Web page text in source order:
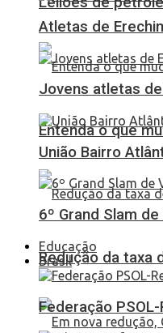
Entenda o que
Redução da taxa
Atletas de
Jovens atletas
União Bairro
6º Grand Slam
Educação
Brasil
Federação